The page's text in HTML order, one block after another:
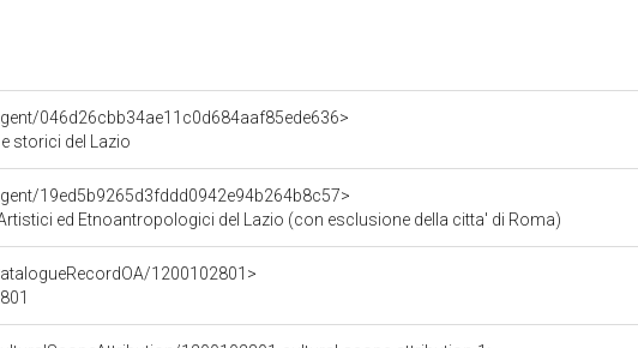
046d26cbb34ae11c0d684aaf85ede636>
storici del Lazio
19ed5b9265d3fddd0942e94b264b8c57>
ed Etnoantropologici del Lazio (con esclusione della citta' di Roma)
1200102801>